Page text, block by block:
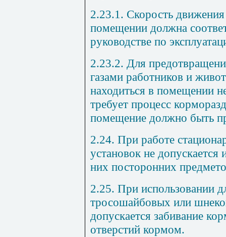
2.23.1. Скорость
помещении должна
руководстве по
2.23.2. Для
газами работников и
находиться в помещении
требует процесс
помещение должно быть
2.24. При работе
установок не допускается
них посторонних
2.25. При использовании
тросошайбовых или
допускается забивание
отверстий кормом.